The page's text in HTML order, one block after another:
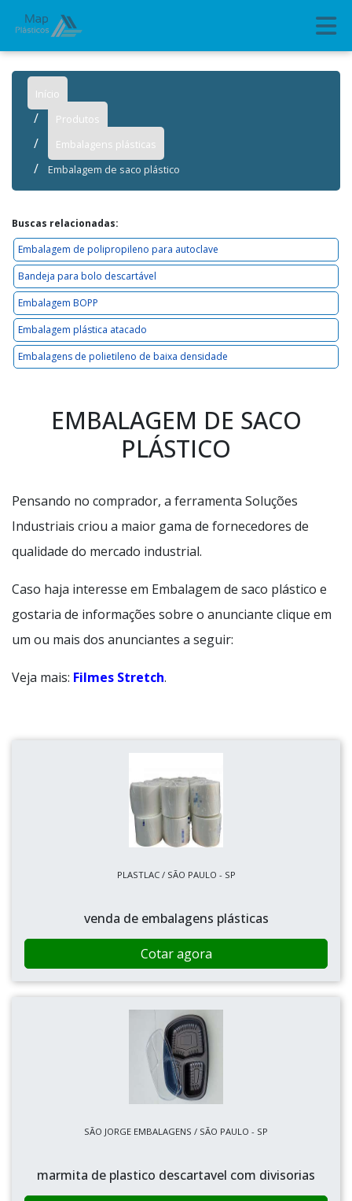
Início
Produtos
Embalagens plásticas
Embalagem de saco plástico
Buscas relacionadas:
Embalagem de polipropileno para autoclave
Bandeja para bolo descartável
Embalagem BOPP
Embalagem plástica atacado
Embalagens de polietileno de baixa densidade
EMBALAGEM DE SACO
PLÁSTICO
Pensando no comprador, a ferramenta Soluções
Industriais criou a maior gama de fornecedores de
qualidade do mercado industrial.
Caso haja interesse em Embalagem de saco plástico e
gostaria de informações sobre o anunciante clique em
um ou mais dos anunciantes a seguir:
Veja mais: Filmes Stretch.
PLASTLAC / SÃO PAULO - SP
venda de embalagens plásticas
Cotar agora
SÃO JORGE EMBALAGENS / SÃO PAULO - SP
marmita de plastico descartavel com divisorias